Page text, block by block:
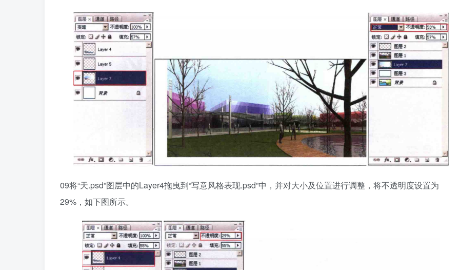
09将“天.psd”图层中的Layer4拖曳到“写意风格表现.psd”中，并对大小及位置进行调整，将不透明度设置为
29%，如下图所示。